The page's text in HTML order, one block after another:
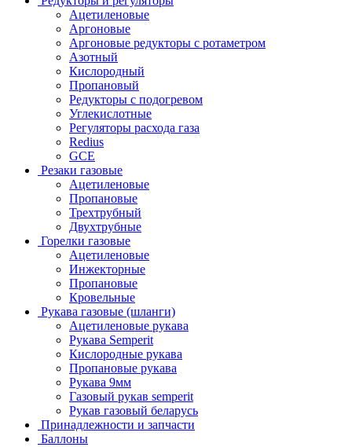
Ацетиленовые
Аргоновые
Аргоновые редукторы с ротаметром
Азотный
Кислородный
Пропановый
Редукторы с подогревом
Углекислотные
Регуляторы расхода газа
Redius
GCE
Резаки газовые
Ацетиленовые
Пропановые
Трехтрубный
Двухтрубные
Горелки газовые
Ацетиленовые
Инжекторные
Пропановые
Кровельные
Рукава газовые (шланги)
Ацетиленовые рукава
Рукава Semperit
Кислородные рукава
Пропановые рукава
Рукава 9мм
Газовый рукав semperit
Рукав газовый беларусь
Принадлежности и запчасти
Баллоны